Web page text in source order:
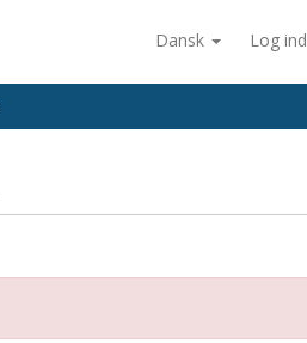
Dansk Log ind